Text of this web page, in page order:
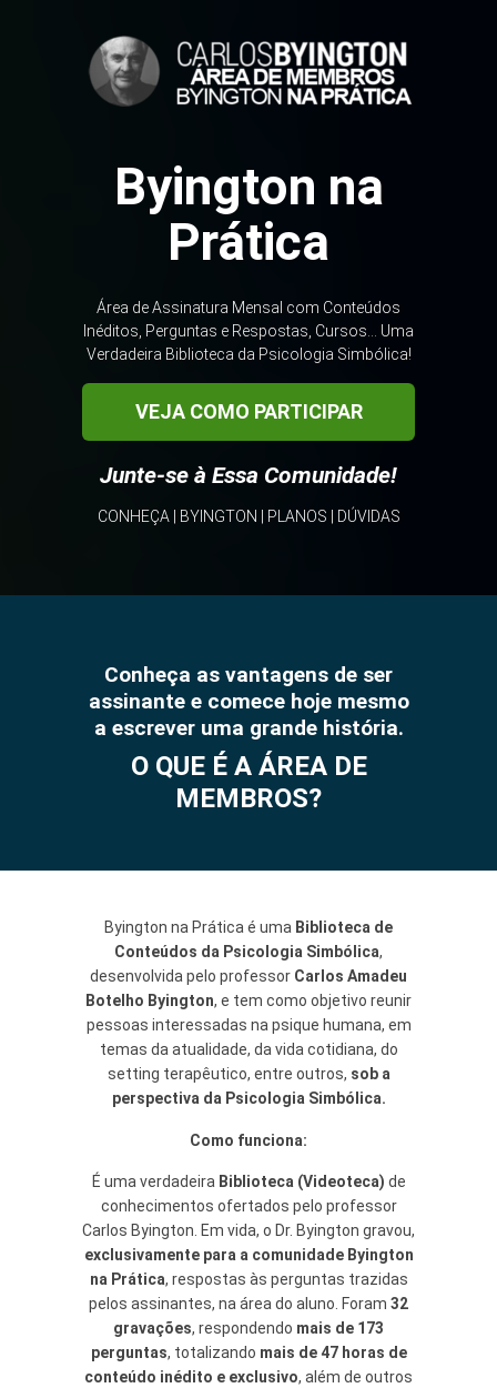
Byington na
Prática
Área de Assinatura Mensal com Conteúdos
Inéditos, Perguntas e Respostas, Cursos... Uma
Verdadeira Biblioteca da Psicologia Simbólica!
VEJA COMO PARTICIPAR
Junte-se à Essa Comunidade!
CONHEÇA| BYINGTON PLANOS DÚVIDAS
Conheça as vantagens de ser
assinante e comece hoje mesmo
a escrever uma grande história.
O QUE É A ÁREA DE
MEMBROS?
Byington na Prática é uma Biblioteca de
Conteúdos da Psicologia Simbólica,
desenvolvida pelo professor Carlos Amadeu
Botelho Byington, e tem como objetivo reunir
pessoas interessadas na psique humana, em
temas da atualidade, da vida cotidiana, do
setting terapêutico, entre outros, sob a
perspectiva da Psicologia Simbólica.
Como funciona:
É uma verdadeira Biblioteca (Videoteca) de
conhecimentos ofertados pelo professor
Carlos Byington. Em vida, o Dr. Byington gravou,
exclusivamente para a comunidade Byington
na Prática, respostas às perguntas trazidas
pelos assinantes, na área do aluno. Foram 32
gravações, respondendo mais de 173
perguntas, totalizando mais de 47 horas de
conteúdo inédito e exclusivo, além de outros